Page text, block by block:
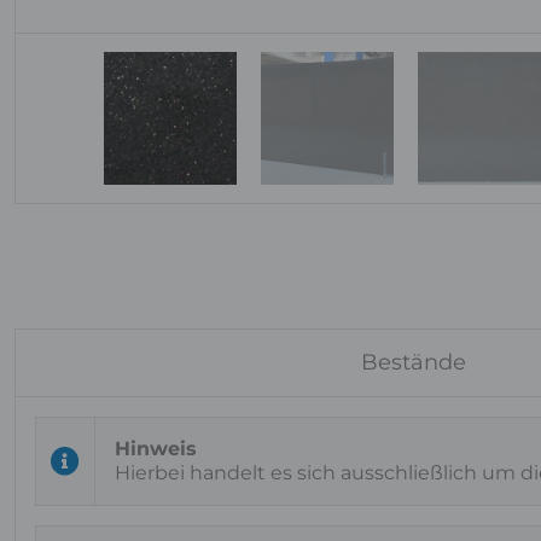
Bestände
Hierbei handelt es sich ausschließlich um